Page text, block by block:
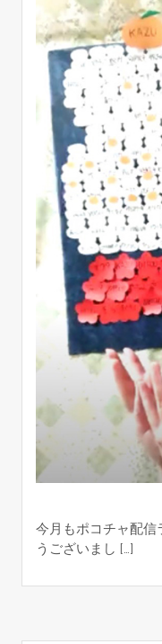
今月もポコチャ配信
うございまし […]